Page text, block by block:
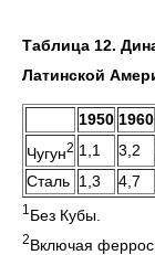
Таблица 12.
Латинской
1950 1960
Чугун2 1,1 3,2
Сталь 1,3 4,7
1 Без Кубы.
2Включая